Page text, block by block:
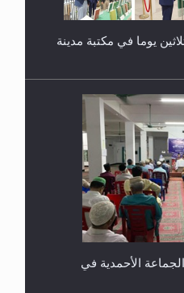
يوما في مكتبة مدينة
الأحمدية في